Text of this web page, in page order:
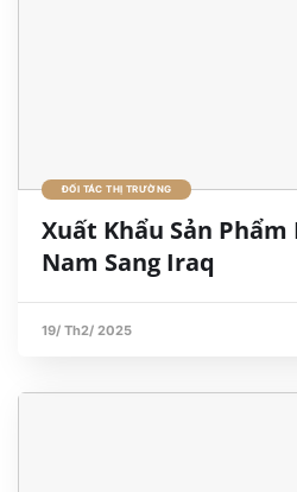
ĐỐI TÁC THỊ TRƯỜNG
Xuất Khẩu Sản Phẩm
Nam Sang Iraq
19/ Th2/ 2025